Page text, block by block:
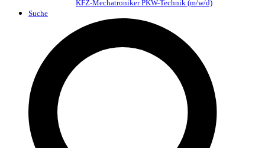
KFZ-Mechatroniker PKW-Technik (m/w/d)
Suche